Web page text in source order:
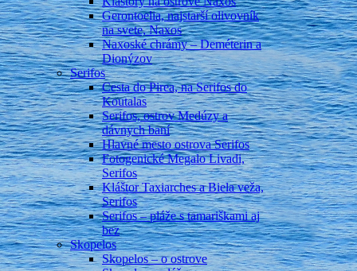
Gerontoelia, najstarší olivovník
na svete, Naxos
Naxoské chrámy – Deméterin a
Dionýzov
Serifos
Cesta do Pirea, na Serifos do
Koutalas
Serifos, ostrov Medúzy a
dávnych baní
Hlavné mesto ostrova Serifos
Fotogenické Megalo Livadi,
Serifos
Kláštor Taxiarches a Biela veža,
Serifos
Serifos – pláže s tamariškami aj
bez
Skopelos
Skopelos – o ostrove